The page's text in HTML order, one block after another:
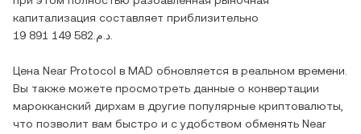
капитализация составляет приблизительно
د.م.19 891 149 582
Цена Near Protocol в MAD обновляется в реальном времени.
Вы также можете просмотреть данные о конвертации
марокканский дирхам в другие популярные криптовалюты,
что позволит вам быстро и с удобством обменять Near